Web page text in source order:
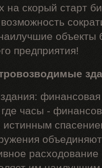
на скорый старт
объекты
предприятия!
часы -
истинным